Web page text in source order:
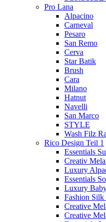
Pro Lana
Alpacino
Carneval
Pesaro
San Remo
Cerva
Star Batik
Brush
Cara
Milano
Hatnut
Navelli
San Marco
STYLE
Wash Filz
Rico Design Teil 1
Essentials
Creativ
Luxury
Essentials
Luxury
Fashion
Creative
Creative